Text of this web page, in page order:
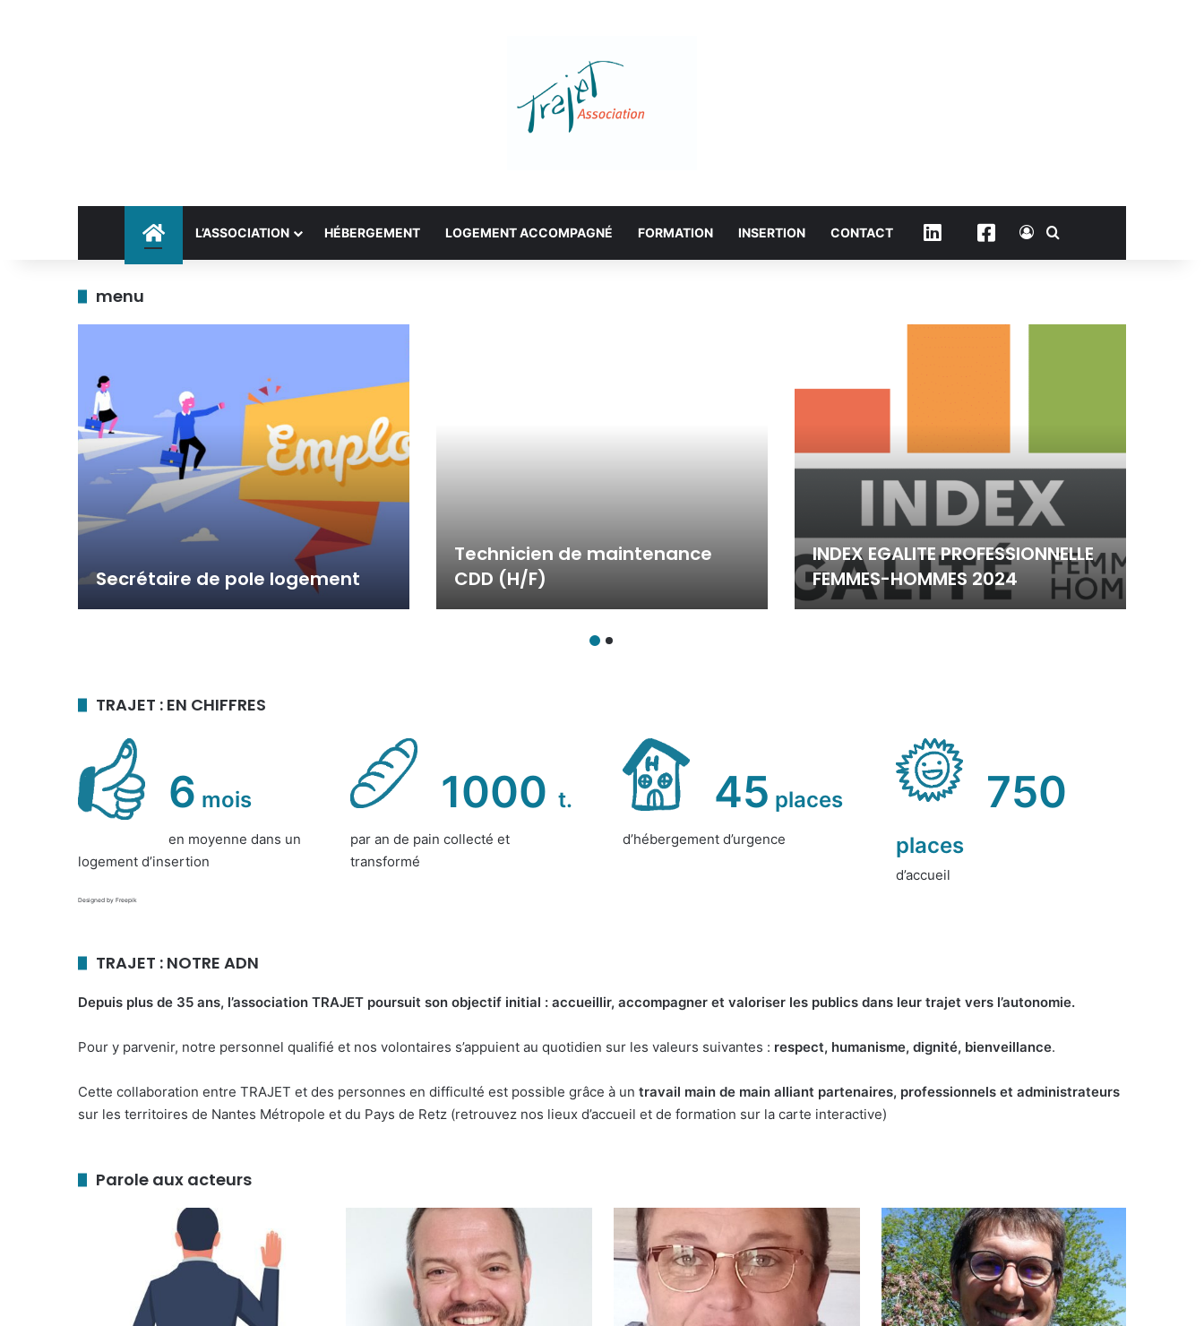
AccueilL’ASSOCIATION HÉBERGEMENT LOGEMENT ACCOMPAGNÉ FORMATION INSERTION CONTACT Linkedin FacebookConnexion
menu
Secrétaire de pole logement
Technicien de maintenance
CDD (H/F)
INDEX EGALITE PROFESSIONNELLE
FEMMES-HOMMES 2024
TRAJET : EN CHIFFRES
6 mois
en moyenne dans un
logement d’insertion
1000t.
par an de pain collecté et
transformé
45 places
d’hébergement d’urgence
750
places
d’accueil
Designed by Freepik
TRAJET : NOTRE ADN
Depuis plus de 35 ans, l’association TRAJET poursuit son objectif initial : accueillir, accompagner et valoriser les publics dans leur trajet vers l’autonomie.
Pour y parvenir, notre personnel qualifié et nos volontaires s’appuient au quotidien sur les valeurs suivantes : respect, humanisme, dignité, bienveillance.
Cette collaboration entre TRAJET et des personnes en difficulté est possible grâce à un travail main de main alliant partenaires, professionnels et administrateurs
sur les territoires de Nantes Métropole et du Pays de Retz (retrouvez nos lieux d’accueil et de formation sur la carte interactive)
Parole aux acteurs